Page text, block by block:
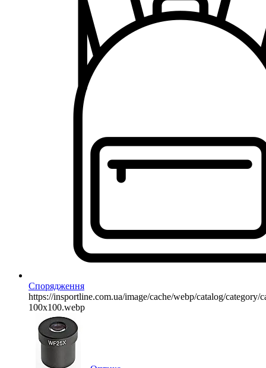
Спорядження
https://insportline.com.ua/image/cache/webp/catalog/category/
100x100.webp